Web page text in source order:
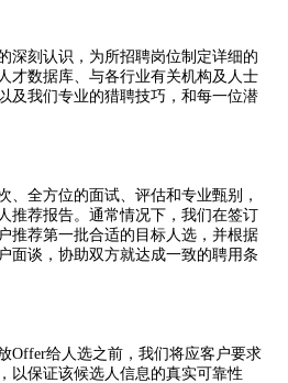
深刻认识，为所招聘岗位制定详细的
才数据库、与各行业有关机构及人士
及我们专业的猎聘技巧，和每一位潜
、全方位的面试、评估和专业甄别，
推荐报告。通常情况下，我们在签订
推荐第一批合适的目标人选，并根据
面谈，协助双方就达成一致的聘用条
Offer给人选之前，我们将应客户要求
以保证该候选人信息的真实可靠性